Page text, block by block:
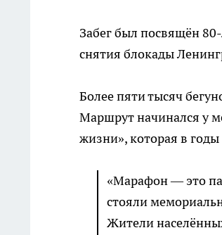
Забег был посвящён
снятия блокады
Более пяти тысяч
Маршрут начинался у
жизни», которая в
«Марафон — это
стояли
Жители